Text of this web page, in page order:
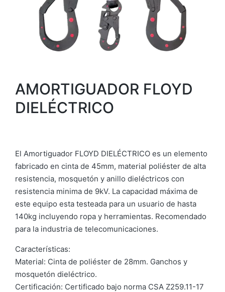
AMORTIGUADOR FLOYD
DIELÉCTRICO
El Amortiguador FLOYD DIELÉCTRICO es un elemento
fabricado en cinta de 45mm, material poliéster de alta
resistencia, mosquetón y anillo dieléctricos con
resistencia minima de 9kV. La capacidad máxima de
este equipo esta testeada para un usuario de hasta
140kg incluyendo ropa y herramientas. Recomendado
para la industria de telecomunicaciones.
Características:
Material: Cinta de poliéster de 28mm. Ganchos y
mosquetón dieléctrico.
Certificación: Certificado bajo norma CSA Z259.11-17